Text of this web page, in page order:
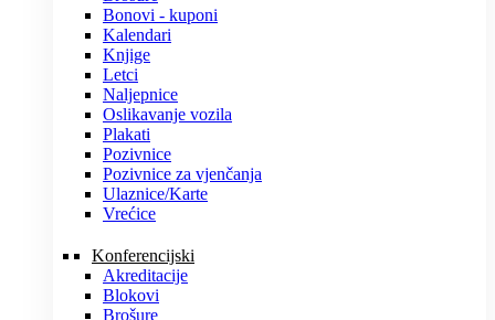
Bonovi - kuponi
Kalendari
Knjige
Letci
Naljepnice
Oslikavanje vozila
Plakati
Pozivnice
Pozivnice za vjenčanja
Ulaznice/Karte
Vrećice
Konferencijski
Akreditacije
Blokovi
Brošure